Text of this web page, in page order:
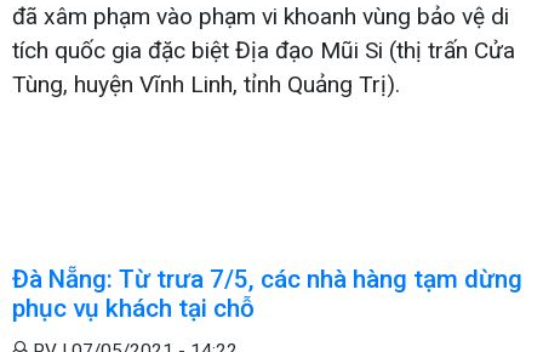
đã xâm phạm vào phạm vi khoanh vùng bảo vệ di
tích quốc gia đặc biệt Địa đạo Mũi Si (thị trấn Cửa
Tùng, huyện Vĩnh Linh, tỉnh Quảng Trị).
Đà Nẵng: Từ trưa 7/5, các nhà hàng tạm dừng
phục vụ khách tại chỗ